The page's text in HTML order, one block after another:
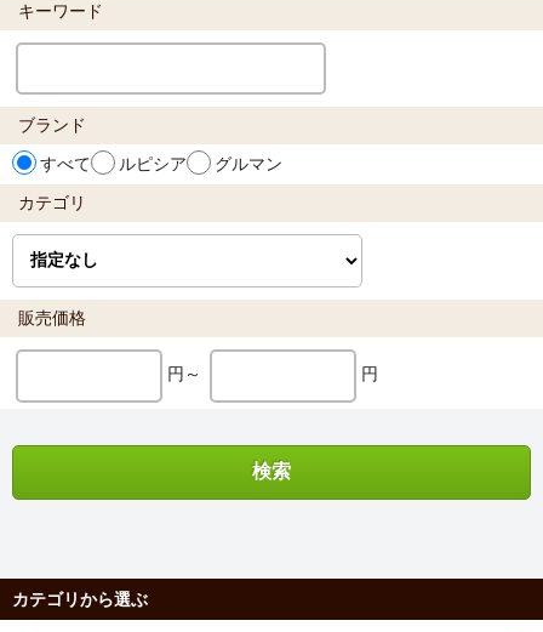
キーワード
ブランド
すべて
ルピシア グルマン
カテゴリ
販売価格
円～ 円
カテゴリから選ぶ